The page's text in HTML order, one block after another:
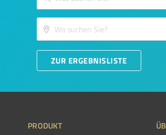
ZUR ERGEBNISLISTE
PRODUKT